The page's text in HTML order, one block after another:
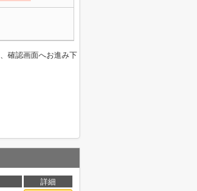
確認画面へお進み下
詳細